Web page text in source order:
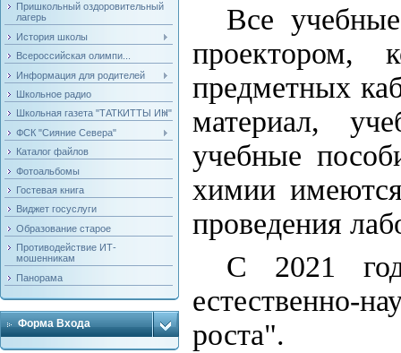
Пришкольный оздоровительный
лагерь
История школы
Всероссийская олимпи...
Информация для родителей
Школьное радио
Школьная газета "ТАТКИТТЫ ИН"
ФСК "Сияние Севера"
Каталог файлов
Фотоальбомы
Гостевая книга
Виджет госуслуги
Образование старое
Противодействие ИТ-
мошенникам
Панорама
Форма Входа
Все
проектором,
предметных
материал,
учебные
химии
проведения
С 2021
естественно-
роста".